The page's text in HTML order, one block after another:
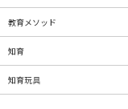
教育メソッド
知育
知育玩具